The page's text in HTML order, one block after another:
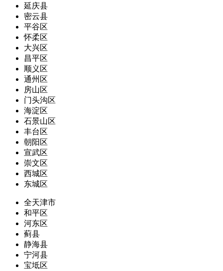
延庆县
密云县
平谷区
怀柔区
大兴区
昌平区
顺义区
通州区
房山区
门头沟区
海淀区
石景山区
丰台区
朝阳区
宣武区
崇文区
西城区
东城区
全天津市
和平区
河东区
蓟县
静海县
宁河县
宝坻区